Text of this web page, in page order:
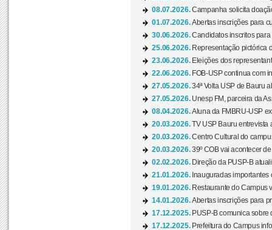
08.07.2026.Campanha solicita
01.07.2026.Abertas inscrições para
30.06.2026.Candidatos inscritos
25.06.2026. Representação pictórica
23.06.2026. Eleições dos
22.06.2026. FOB-USP continua com
27.05.2026.34ª Volta USP de Bauru
27.05.2026. Unesp FM, parceira da
08.04.2026.Aluna da FMBRU-USP
20.03.2026.TV USP Bauru entrevista
20.03.2026.Centro Cultural do
20.03.2026.39º COB vai acontecer
02.02.2026. Direção da PUSP-B
21.01.2026. Inauguradas
19.01.2026. Restaurante do Campus
14.01.2026.Abertas inscrições para
17.12.2025. PUSP-B comunica sobre
17.12.2025. Prefeitura do Campus